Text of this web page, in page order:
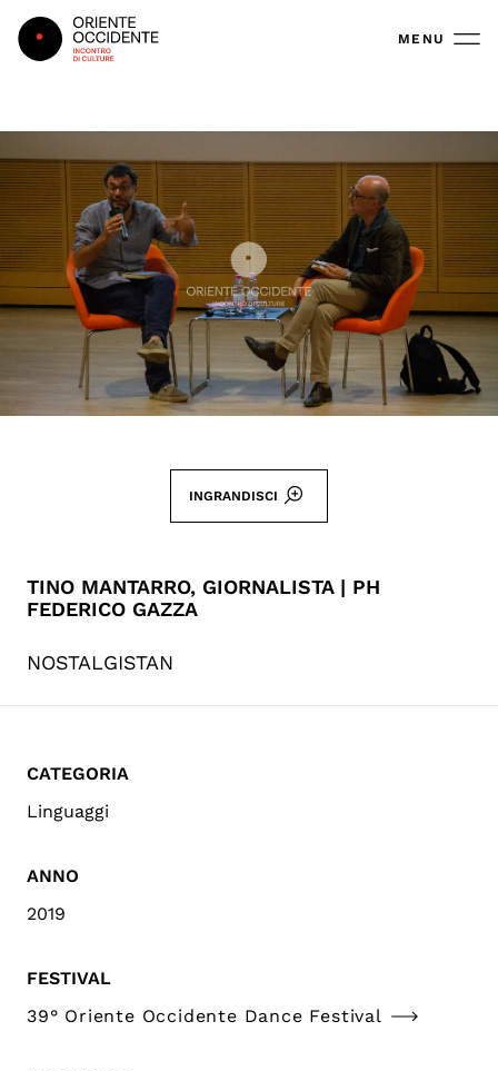
Oriente Occidente MENU
INGRANDISCI
TINO MANTARRO, GIORNALISTA | PH
FEDERICO GAZZA
NOSTALGISTAN
CATEGORIA
Linguaggi
ANNO
2019
FESTIVAL
39° Oriente Occidente Dance Festival